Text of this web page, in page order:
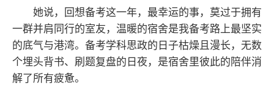
她说，回想备考这一年，最幸运的事，莫过于拥有
一群并肩同行的室友，温暖的宿舍是我备考路上最坚实
的底气与港湾。备考学科思政的日子枯燥且漫长，无数
个埋头背书、刷题复盘的日夜，是宿舍里彼此的陪伴消
解了所有疲惫。